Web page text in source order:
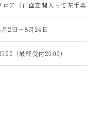
ロア（正面玄関入って左手奥）
2日～8月24日
（最終受付20:00）